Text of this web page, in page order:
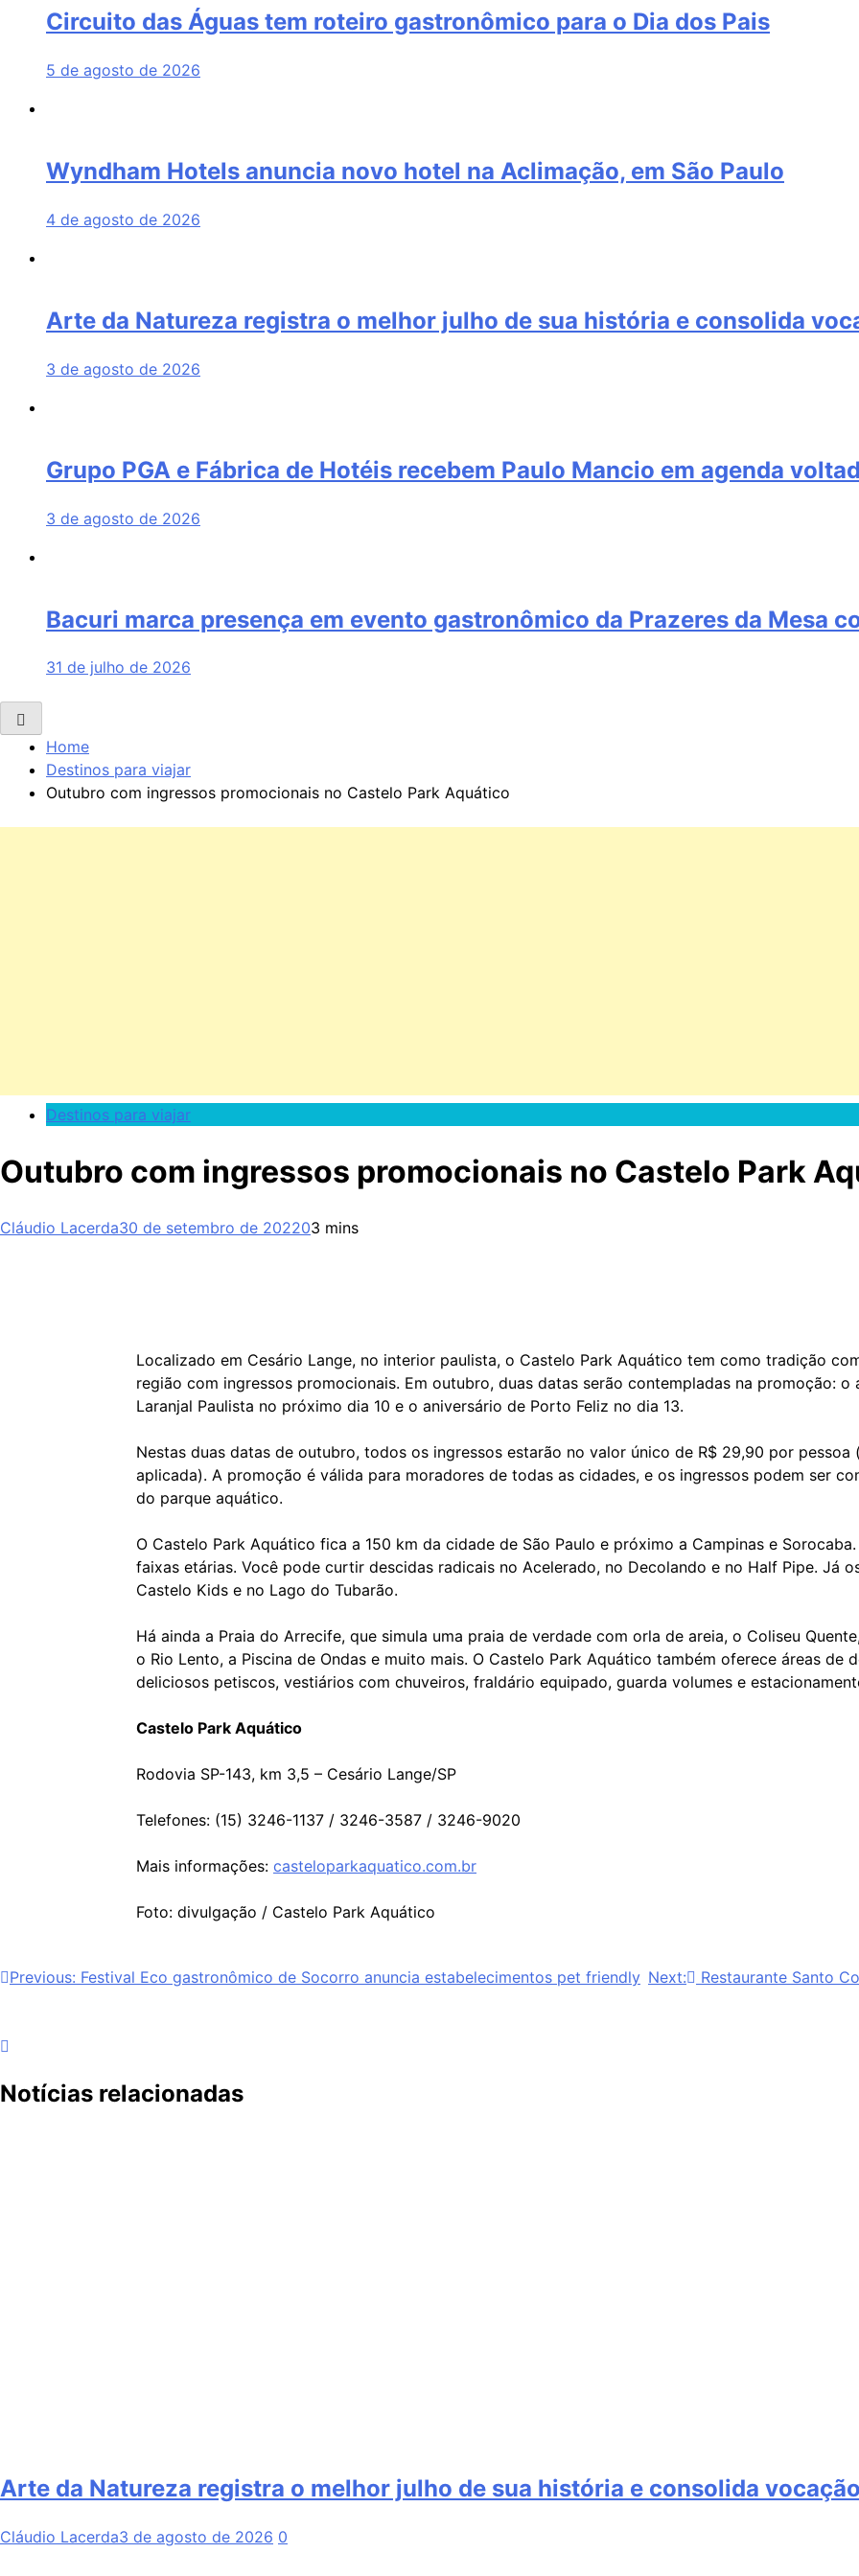
Circuito das Águas tem roteiro gastronômico para o Dia dos Pais
5 de agosto de 2026
Wyndham Hotels anuncia novo hotel na Aclimação, em São Paulo
4 de agosto de 2026
Arte da Natureza registra o melhor julho de sua história e consolida
3 de agosto de 2026
Grupo PGA e Fábrica de Hotéis recebem Paulo Mancio em agenda
3 de agosto de 2026
Bacuri marca presença em evento gastronômico da Prazeres da Mesa
31 de julho de 2026
Home
Destinos para viajar
Outubro com ingressos promocionais no Castelo Park Aquático
Destinos para viajar
Outubro com ingressos promocionais no Castelo Park
Cláudio Lacerda30 de setembro de 202203 mins
Localizado em Cesário Lange, no interior paulista, o Castelo Park Aquático tem como tradição
região com ingressos promocionais. Em outubro, duas datas serão contempladas na promoção: o
Laranjal Paulista no próximo dia 10 e o aniversário de Porto Feliz no dia 13.
Nestas duas datas de outubro, todos os ingressos estarão no valor único de R$ 29,90 por
aplicada). A promoção é válida para moradores de todas as cidades, e os ingressos podem ser
do parque aquático.
O Castelo Park Aquático fica a 150 km da cidade de São Paulo e próximo a Campinas e
faixas etárias. Você pode curtir descidas radicais no Acelerado, no Decolando e no Half Pipe. Já
Castelo Kids e no Lago do Tubarão.
Há ainda a Praia do Arrecife, que simula uma praia de verdade com orla de areia, o Coliseu
o Rio Lento, a Piscina de Ondas e muito mais. O Castelo Park Aquático também oferece áreas de
deliciosos petiscos, vestiários com chuveiros, fraldário equipado, guarda volumes e
Castelo Park Aquático
Rodovia SP-143, km 3,5 – Cesário Lange/SP
Telefones: (15) 3246-1137 / 3246-3587 / 3246-9020
Mais informações: casteloparkaquatico.com.br
Foto: divulgação / Castelo Park Aquático
Navegação
Post
Previous: Festival Eco gastronômico de Socorro anuncia estabelecimentos pet friendly Next:
Restaurante Santo
Notícias relacionadas
Arte da Natureza registra o melhor julho de sua história e consolida
Cláudio Lacerda3 de agosto de 2026 0